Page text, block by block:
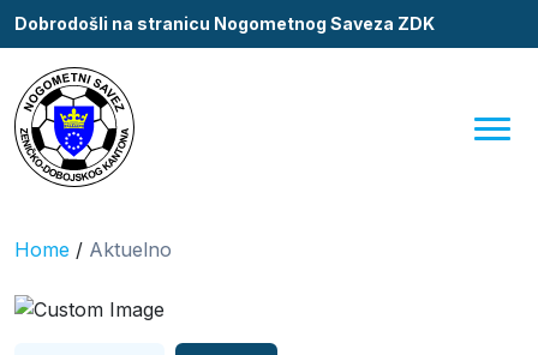
Dobrodošli na stranicu Nogometnog Saveza ZDK
Home / Aktuelno